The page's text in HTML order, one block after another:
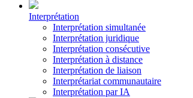
Interprétation
Interprétation simultanée
Interprétation juridique
Interprétation consécutive
Interprétation à distance
Interprétation de liaison
Interprétariat communautaire
Interprétation par IA